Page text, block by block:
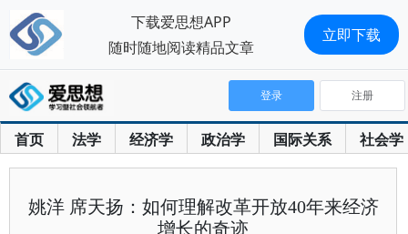
首页 法学 经济学 政治学 国际关系 社会学
登录 注册
姚洋 席天扬：如何理解改革开放40年来经济
增长的奇迹
下载爱思想APP
随时随地阅读精品文章
立即下载